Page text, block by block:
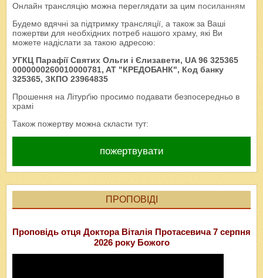
Онлайн трансляцію можна переглядати за цим посиланням
Будемо вдячні за підтримку трансляції, а також за Ваші
пожертви для необхідних потреб нашого храму, які Ви
можете надіслати за такою адресою:
УГКЦ Парафії Святих Ольги і Єлизавети, UA 96 325365
0000000260010000781, AT "КРЕДОБАНК", Код банку
325365, ЗКПО 23964835
Прошення на Літурґію просимо подавати безпосередньо в
храмі
Також пожертву можна скласти тут:
пожертвувати
ПРОПОВІДІ
Проповідь отця Доктора Віталія Протасевича 7 серпня
2026 року Божого